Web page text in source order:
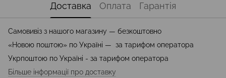
Доставка Оплата Гарантія
Самовивіз з нашого магазину — безкоштовно
«Новою поштою» по Україні — за тарифом оператора
Укрпоштою по Україні - за тарифом оператора
Більше інформації про доставку